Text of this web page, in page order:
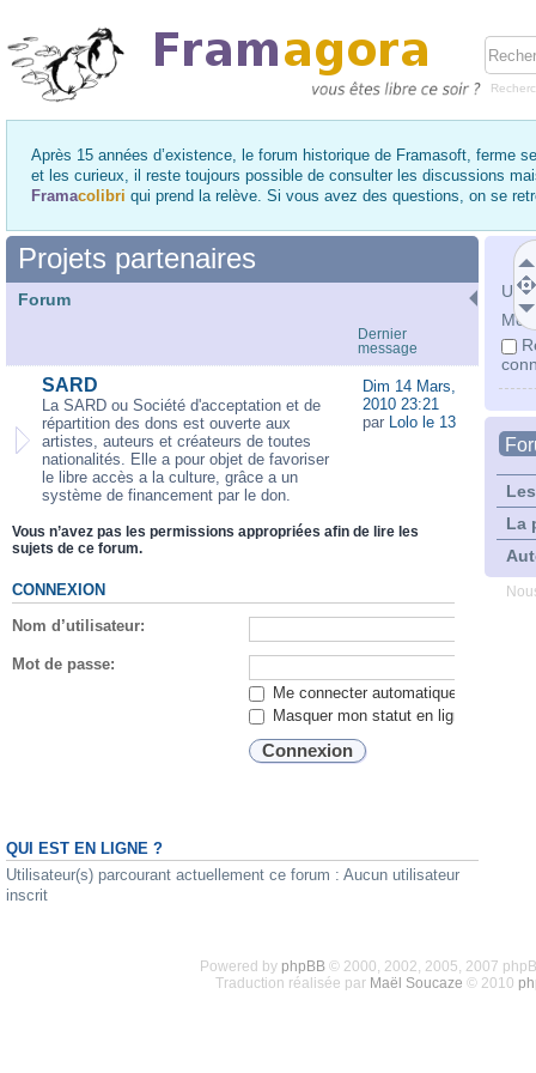
Après 15 années d’existence, le forum historique de Framasoft, ferme
et les curieux, il reste toujours possible de consulter les discussions
Framacolibri qui prend la relève. Si vous avez des questions, on se
Mot
La
Projets partenaires
Forum
Dernier
message
SARD
La SARD ou Société d'acceptation et de
répartition des dons est ouverte aux
artistes, auteurs et créateurs de toutes
nationalités. Elle a pour objet de favoriser
le libre accès a la culture, grâce a un
système de financement par le don.
Dim 14 Mars,
2010 23:21
par Lolo le 13
Vous n’avez pas les permissions appropriées afin de lire les
sujets de ce forum.
CONNEXION
Nom d’utilisateur:
Mot de passe:
Me connecter automatiquement lors
Masquer mon statut en ligne lors de
QUI EST EN LIGNE ?
Utilisateur(s) parcourant actuellement ce forum : Aucun utilisateur
inscrit
Powered by phpBB© 2000, 2002, 2005, 2007
Traduction réalisée par Maël Soucaze © 2010